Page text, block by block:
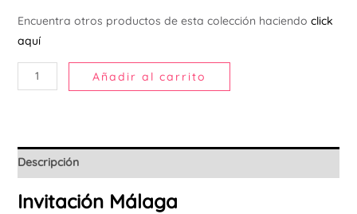
Encuentra otros productos de esta colección haciendo click
aquí
Añadir al carrito
Descripción
Invitación Málaga